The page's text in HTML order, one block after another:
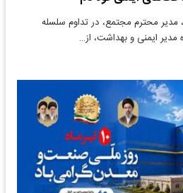
محترم مجتمع، در تداوم سلسله
مدیر ایمنی و بهداشت، از…